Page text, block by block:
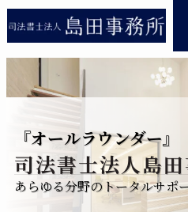
相続登記
遺産承継業務
『オールラウンダー』
司法書士法人島
あらゆる分野のトータルサポ